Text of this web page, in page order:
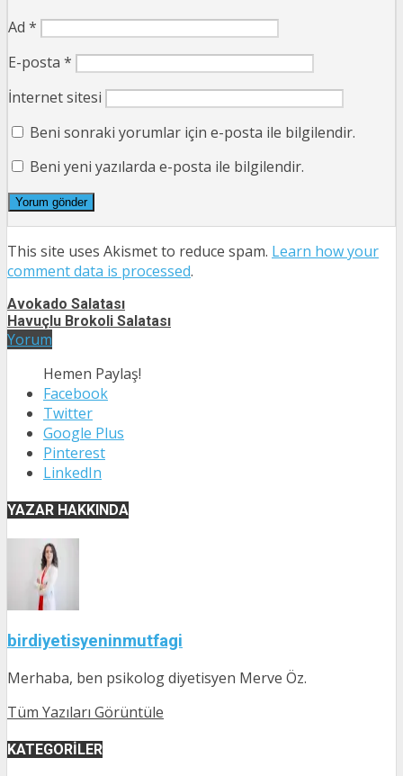
Ad *
E-posta *
İnternet sitesi
Beni sonraki yorumlar için e-posta ile bilgilendir.
Beni yeni yazılarda e-posta ile bilgilendir.
This site uses Akismet to reduce spam. Learn how your
comment data is processed.
Avokado Salatası
Havuçlu Brokoli Salatası
Yorum
Hemen Paylaş!
Facebook
Twitter
Google Plus
Pinterest
LinkedIn
YAZAR HAKKINDA
birdiyetisyeninmutfagi
Merhaba, ben psikolog diyetisyen Merve Öz.
Tüm Yazıları Görüntüle
KATEGORILER